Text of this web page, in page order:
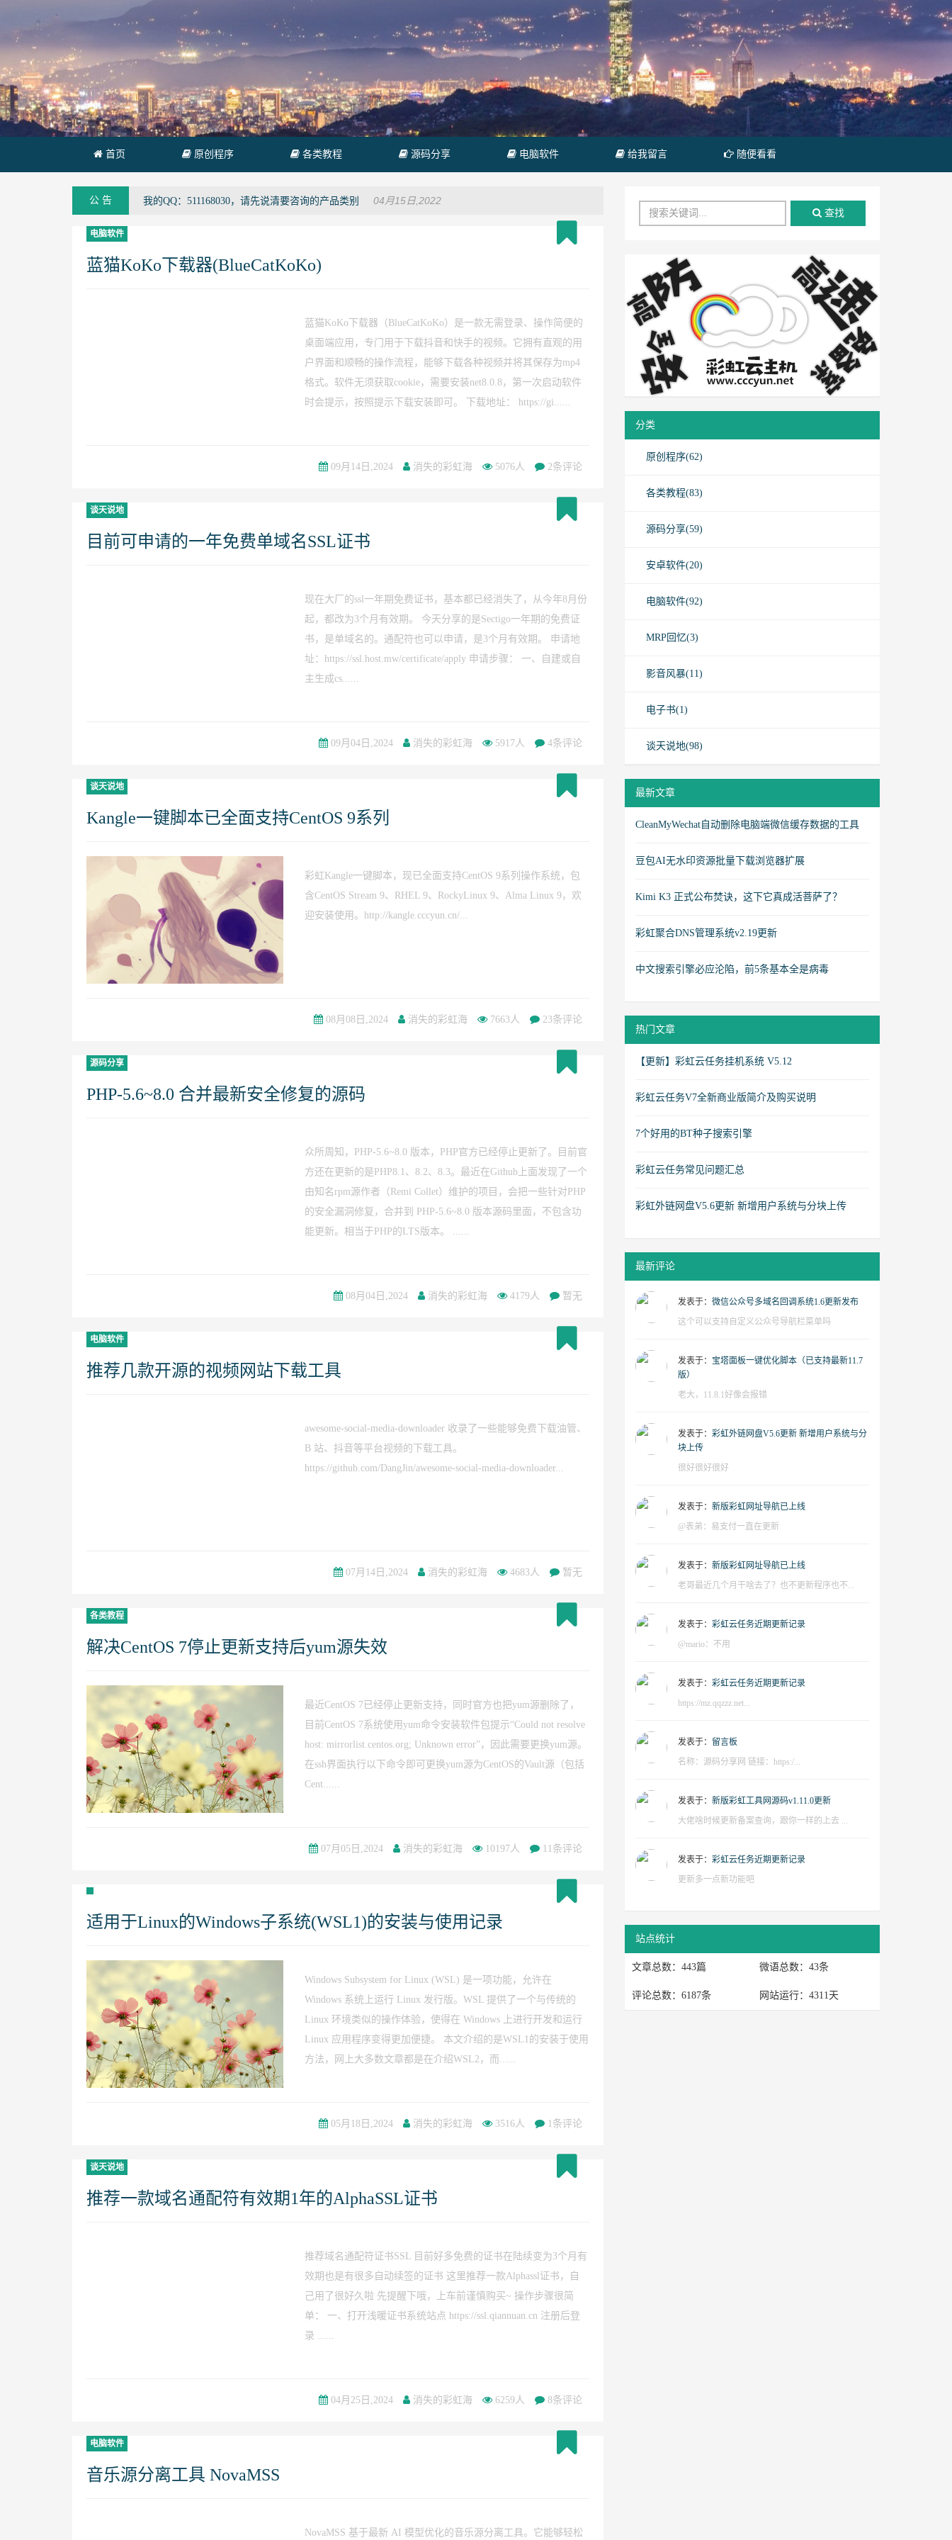
首页 原创程序 各类教程 源码分享 电脑软件 给我留言 随便看看
公 告 我的QQ：511168030，请先说清要咨询的产品类别 04月15日,2022
电脑软件
蓝猫KoKo下载器(BlueCatKoKo)
蓝猫KoKo下载器（BlueCatKoKo）是一款无需登录、操作简便的
桌面端应用，专门用于下载抖音和快手的视频。它拥有直观的用
户界面和顺畅的操作流程，能够下载各种视频并将其保存为mp4
格式。软件无须获取cookie，需要安装net8.0.8，第一次启动软件
时会提示，按照提示下载安装即可。 下载地址： https://gi......
09月14日,2024 消失的彩虹海 5076人 2条评论
谈天说地
目前可申请的一年免费单域名SSL证书
现在大厂的ssl一年期免费证书，基本都已经消失了，从今年8月份
起，都改为3个月有效期。 今天分享的是Sectigo一年期的免费证
书，是单域名的。通配符也可以申请，是3个月有效期。 申请地
址：https://ssl.host.mw/certificate/apply 申请步骤： 一、自建或自
主生成cs......
09月04日,2024 消失的彩虹海 5917人 4条评论
谈天说地
Kangle一键脚本已全面支持CentOS 9系列
彩虹Kangle一键脚本，现已全面支持CentOS 9系列操作系统，包
含CentOS Stream 9、RHEL 9、RockyLinux 9、Alma Linux 9，欢
迎安装使用。http://kangle.cccyun.cn/...
08月08日,2024 消失的彩虹海 7663人 23条评论
源码分享
PHP-5.6~8.0 合并最新安全修复的源码
众所周知，PHP-5.6~8.0 版本，PHP官方已经停止更新了。目前官
方还在更新的是PHP8.1、8.2、8.3。最近在Github上面发现了一个
由知名rpm源作者（Remi Collet）维护的项目，会把一些针对PHP
的安全漏洞修复，合并到 PHP-5.6~8.0 版本源码里面，不包含功
能更新。相当于PHP的LTS版本。 ......
08月04日,2024 消失的彩虹海 4179人 暂无
电脑软件
推荐几款开源的视频网站下载工具
awesome-social-media-downloader 收录了一些能够免费下载油管、
B 站、抖音等平台视频的下载工具。
https://github.com/DangJin/awesome-social-media-downloader...
07月14日,2024 消失的彩虹海 4683人 暂无
各类教程
解决CentOS 7停止更新支持后yum源失效
最近CentOS 7已经停止更新支持，同时官方也把yum源删除了，
目前CentOS 7系统使用yum命令安装软件包提示“Could not resolve
host: mirrorlist.centos.org; Unknown error”，因此需要更换yum源。
在ssh界面执行以下命令即可更换yum源为CentOS的Vault源（包括
Cent......
07月05日,2024 消失的彩虹海 10197人 11条评论
适用于Linux的Windows子系统(WSL1)的安装与使用记录
Windows Subsystem for Linux (WSL) 是一项功能，允许在
Windows 系统上运行 Linux 发行版。WSL 提供了一个与传统的
Linux 环境类似的操作体验，使得在 Windows 上进行开发和运行
Linux 应用程序变得更加便捷。 本文介绍的是WSL1的安装于使用
方法，网上大多数文章都是在介绍WSL2，而......
05月18日,2024 消失的彩虹海 3516人 1条评论
谈天说地
推荐一款域名通配符有效期1年的AlphaSSL证书
推荐域名通配符证书SSL 目前好多免费的证书在陆续变为3个月有
效期也是有很多自动续签的证书 这里推荐一款Alphassl证书，自
己用了很好久啦 先提醒下哦，上车前谨慎购买~ 操作步骤很简
单： 一、打开浅暖证书系统站点 https://ssl.qiannuan.cn 注册后登
录 ......
04月25日,2024 消失的彩虹海 6259人 8条评论
电脑软件
音乐源分离工具 NovaMSS
NovaMSS 基于最新 AI 模型优化的音乐源分离工具。它能够轻松
查找
分类
原创程序(62)
各类教程(83)
源码分享(59)
安卓软件(20)
电脑软件(92)
MRP回忆(3)
影音风暴(11)
电子书(1)
谈天说地(98)
最新文章
CleanMyWechat自动删除电脑端微信缓存数据的工具
豆包AI无水印资源批量下载浏览器扩展
Kimi K3 正式公布焚诀，这下它真成活菩萨了？
彩虹聚合DNS管理系统v2.19更新
中文搜索引擎必应沦陷，前5条基本全是病毒
热门文章
【更新】彩虹云任务挂机系统 V5.12
彩虹云任务V7全新商业版简介及购买说明
7个好用的BT种子搜索引擎
彩虹云任务常见问题汇总
彩虹外链网盘V5.6更新 新增用户系统与分块上传
最新评论
发表于： 微信公众号多域名回调系统1.6更新发布
这个可以支持自定义公众号导航栏菜单吗
发表于： 宝塔面板一键优化脚本（已支持最新11.7
版）
老大，11.8.1好像会报错
发表于： 彩虹外链网盘V5.6更新 新增用户系统与分
块上传
很好很好很好
发表于： 新版彩虹网址导航已上线
@表弟：易支付一直在更新
发表于： 新版彩虹网址导航已上线
老哥最近几个月干啥去了？也不更新程序也不...
发表于： 彩虹云任务近期更新记录
@mario：不用
发表于： 彩虹云任务近期更新记录
https://mz.qqzzz.net...
发表于： 留言板
名称：源码分享网 链接：https:/...
发表于： 新版彩虹工具网源码v1.11.0更新
大佬啥时候更新备案查询，跟你一样的上去 ...
发表于： 彩虹云任务近期更新记录
更新多一点新功能吧
站点统计
文章总数：443篇 微语总数：43条
评论总数：6187条 网站运行：4311天